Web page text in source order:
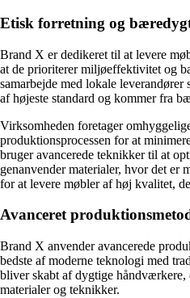
Etisk forretning og
Brand X er dedikeret til at levere
at de prioriterer miljøeffektivitet og
samarbejde med lokale leverandører
af højeste standard og kommer fra
Virksomheden foretager
produktionsprocessen for at
bruger avancerede teknikker til at
genanvender materialer, hvor det er
for at levere møbler af høj kvalitet,
Avanceret
Brand X anvender avancerede
bedste af moderne teknologi med
bliver skabt af dygtige håndværkere,
materialer og teknikker.